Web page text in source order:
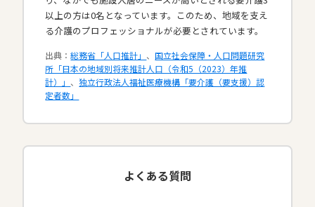
以上の方は0名となっています。このため、地域を支え
る介護のプロフェッショナルが必要とされています。​
出典：総務省「人口推計」 、国立社会保障・人口問題研究
所「日本の地域別将来推計人口（令和5（2023）年推
計）」 、独立行政法人福祉医療機構「要介護（要支援）認
定者数」
よくある質問